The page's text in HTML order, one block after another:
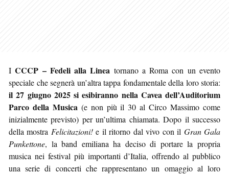
ICCCP – Fedeli alla Linea tornano a Roma con un evento
speciale che segnerà un’altra tappa fondamentale della loro storia:
il 27 giugno 2025 si esibiranno nella Cavea dell’Auditorium
Parco della Musica (e non più il 30 al Circo Massimo come
inizialmente previsto) per un’ultima chiamata. Dopo il successo
della mostra Felicitazioni!e il ritorno dal vivo con il Gran Gala
Punkettone, la band emiliana ha deciso di portare la propria
musica nei festival più importanti d’Italia, offrendo al pubblico
una serie di concerti che rappresentano un omaggio al loro